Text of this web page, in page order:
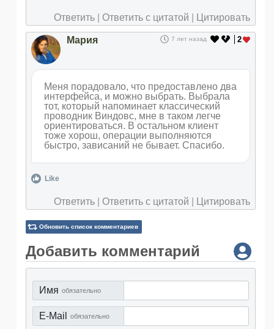
Ответить Ответить с цитатой Цитировать
2
Мария 7 лет назад
Меня порадовало, что предоставлено два
интерфейса, и можно выбрать. Выбрала
тот, который напоминает классический
проводник Виндовс, мне в таком легче
ориентироваться. В остальном клиент
тоже хорош, операции выполняются
быстро, зависаний не бывает. Спасибо.
Like
Ответить Ответить с цитатой Цитировать
Обновить список комментариев
Добавить комментарий
Имя обязательно
E-Mail обязательно